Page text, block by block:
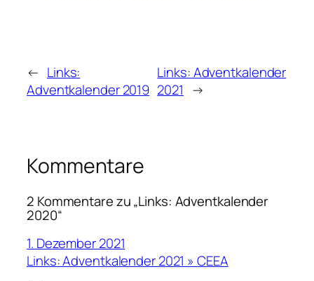
← Links:
Adventkalender 2019
Links: Adventkalender
2021 →
Kommentare
2 Kommentare zu „Links: Adventkalender
2020“
1. Dezember 2021
Links: Adventkalender 2021 » CEEA